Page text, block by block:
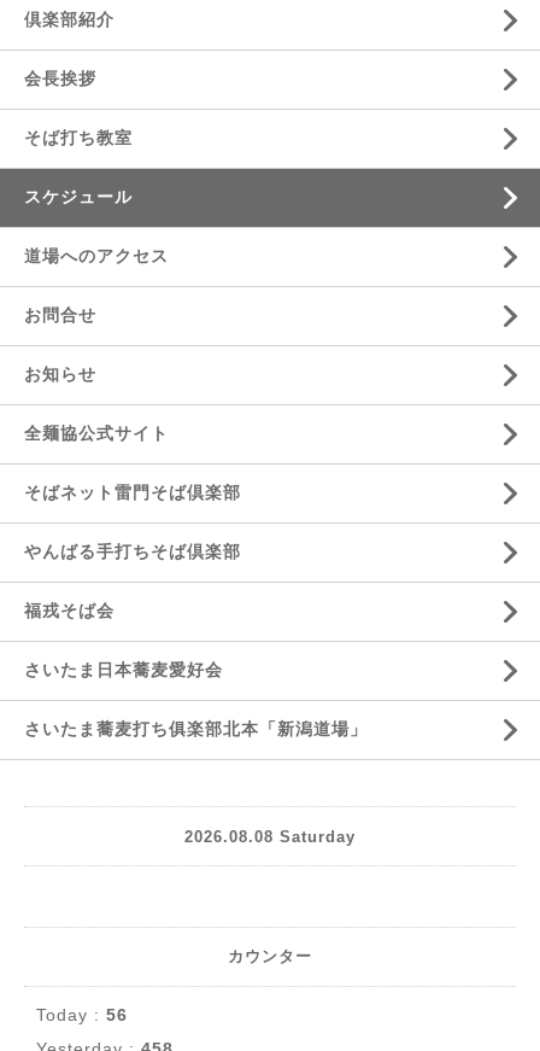
倶楽部紹介
会長挨拶
そば打ち教室
スケジュール
道場へのアクセス
お問合せ
お知らせ
全麺協公式サイト
そばネット雷門そば倶楽部
やんばる手打ちそば倶楽部
福戎そば会
さいたま日本蕎麦愛好会
さいたま蕎麦打ち俱楽部北本「新潟道場」
2026.08.08 Saturday
カウンター
Today : 56